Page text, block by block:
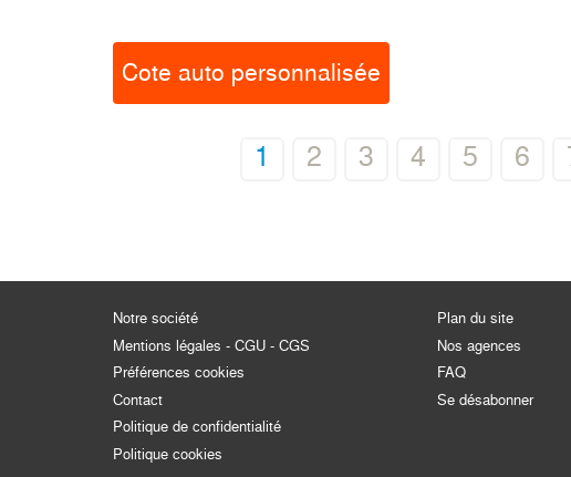
Cote auto personnalisée
1 2 3 4 5 6
Notre société
Mentions légales - CGU - CGS
Préférences cookies
Contact
Politique de confidentialité
Politique cookies
Plan du site
Nos agences
FAQ
Se désabonner